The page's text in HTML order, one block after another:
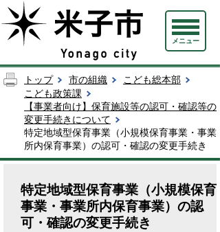
メニュー
トップ 市の組織
こども総本部
こども政策課
【事業者向け】保育施設等の認可・確認等の
変更手続きについて
特定地域型保育事業（小規模保育事業・事業
所内保育事業）の認可・確認の変更手続き
特定地域型保育事業（小規模保育
事業・事業所内保育事業）の認
可・確認の変更手続き